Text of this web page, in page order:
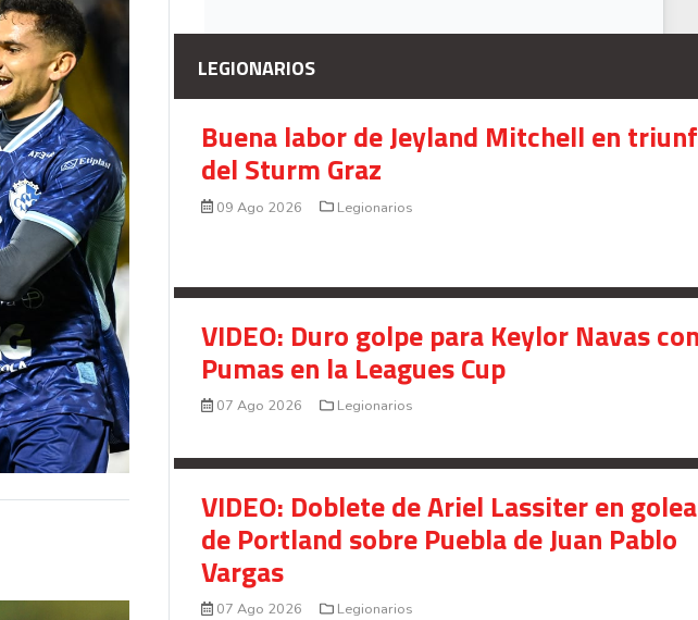
LEGIONARIOS
Buena labor de Jeyland Mitchell en
del Sturm Graz
09 Ago 2026 Legionarios
VIDEO: Duro golpe para Keylor Navas
Pumas en la Leagues Cup
07 Ago 2026 Legionarios
VIDEO: Doblete de Ariel Lassiter en
de Portland sobre Puebla de Juan Pablo
Vargas
07 Ago 2026 Legionarios